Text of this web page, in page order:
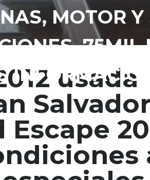
MOTOR
usada